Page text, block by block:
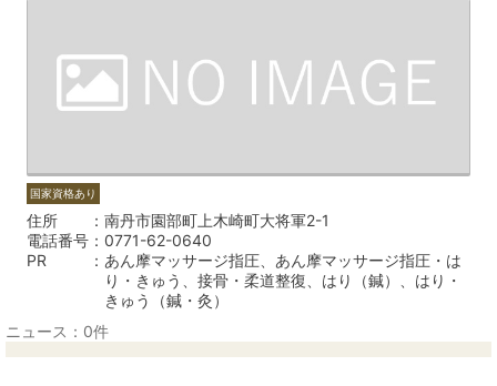
国家資格あり
住所
南丹市園部町上木崎町大将軍2-1
電話番号
0771-62-0640
PR
あん摩マッサージ指圧、あん摩マッサージ指圧・は
り・きゅう、接骨・柔道整復、はり（鍼）、はり・
きゅう（鍼・灸）
ニュース：0件